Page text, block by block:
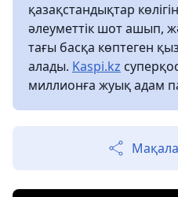
қазақстандықтар
әлеуметтік шот ашып,
тағы басқа көптеген
алады. Kaspi.kz
миллионға жуық адам